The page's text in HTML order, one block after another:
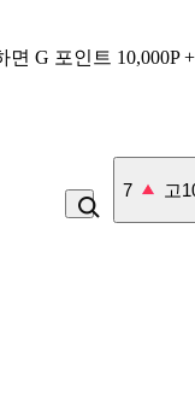
면 G 포인트 10,000P
7 고